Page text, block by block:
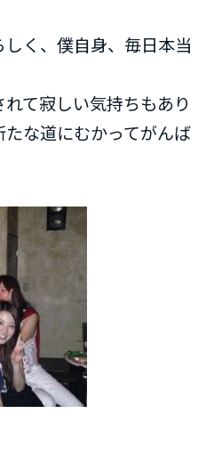
く、僕自身、毎日本当
て寂しい気持ちもあり
な道にむかってがんば